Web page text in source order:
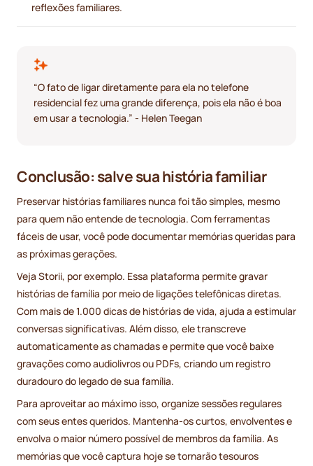
reflexões familiares.
“O fato de ligar diretamente para ela no telefone
residencial fez uma grande diferença, pois ela não é boa
em usar a tecnologia.” - Helen Teegan
Conclusão: salve sua história familiar
Preservar histórias familiares nunca foi tão simples, mesmo
para quem não entende de tecnologia. Com ferramentas
fáceis de usar, você pode documentar memórias queridas para
as próximas gerações.
Veja Storii, por exemplo. Essa plataforma permite gravar
histórias de família por meio de ligações telefônicas diretas.
Com mais de 1.000 dicas de histórias de vida, ajuda a estimular
conversas significativas. Além disso, ele transcreve
automaticamente as chamadas e permite que você baixe
gravações como audiolivros ou PDFs, criando um registro
duradouro do legado de sua família.
Para aproveitar ao máximo isso, organize sessões regulares
com seus entes queridos. Mantenha-os curtos, envolventes e
envolva o maior número possível de membros da família. As
memórias que você captura hoje se tornarão tesouros